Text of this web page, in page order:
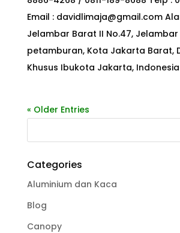
Email : davidlimaja@gmail.com
Jelambar Barat II No.47,
petamburan, Kota Jakarta Barat,
Khusus Ibukota Jakarta, Indonesia
« Older Entries
Categories
Aluminium dan Kaca
Blog
Canopy